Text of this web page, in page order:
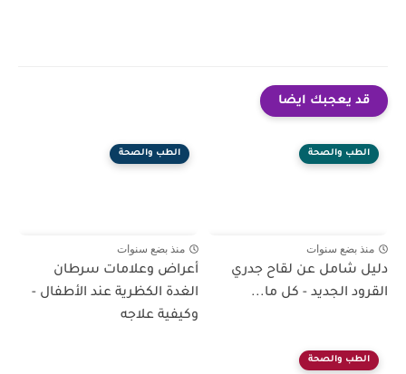
قد يعجبك ايضا
الطب والصحة
منذ بضع سنوات
دليل شامل عن لقاح جدري
القرود الجديد - كل ما...
الطب والصحة
منذ بضع سنوات
أعراض وعلامات سرطان
الغدة الكظرية عند الأطفال -
وكيفية علاجه
الطب والصحة